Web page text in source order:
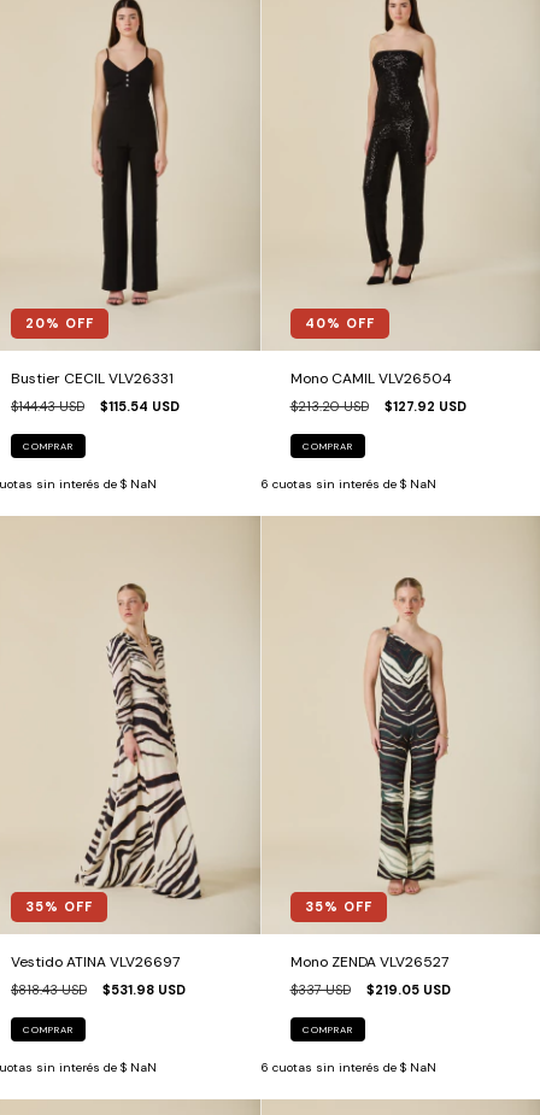
20% OFF
Bustier CECIL VLV26331
$144.43 USD $115.54 USD
COMPRAR
sin interés de $ NaN
40% OFF
Mono CAMIL VLV26504
$213.20 USD $127.92 USD
COMPRAR
6 cuotas sin interés de $ NaN
35% OFF
Vestido ATINA VLV26697
$818.43 USD $531.98 USD
COMPRAR
sin interés de $ NaN
35% OFF
Mono ZENDA VLV26527
$337 USD $219.05 USD
COMPRAR
6 cuotas sin interés de $ NaN